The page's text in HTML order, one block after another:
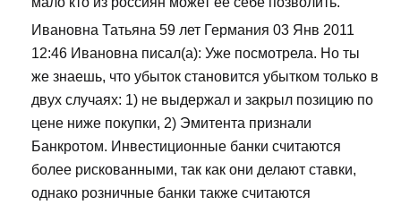
Ивановна Татьяна 59 лет Германия 03 Янв 2011
12:46 Ивановна писал(а): Уже посмотрела. Но ты
же знаешь, что убыток становится убытком только в
двух случаях: 1) не выдержал и закрыл позицию по
цене ниже покупки, 2) Эмитента признали
Банкротом. Инвестиционные банки считаются
более рискованными, так как они делают ставки,
однако розничные банки также считаются